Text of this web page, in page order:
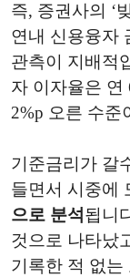
즉, 증권사의 ‘
연내 신용융자
관측이 지배적
자 이자율은 연
2%p 오른 수준
기준금리가 갈
들면서 시중에
으로 분석 됩니
것으로 나타났
기록한 적 없는